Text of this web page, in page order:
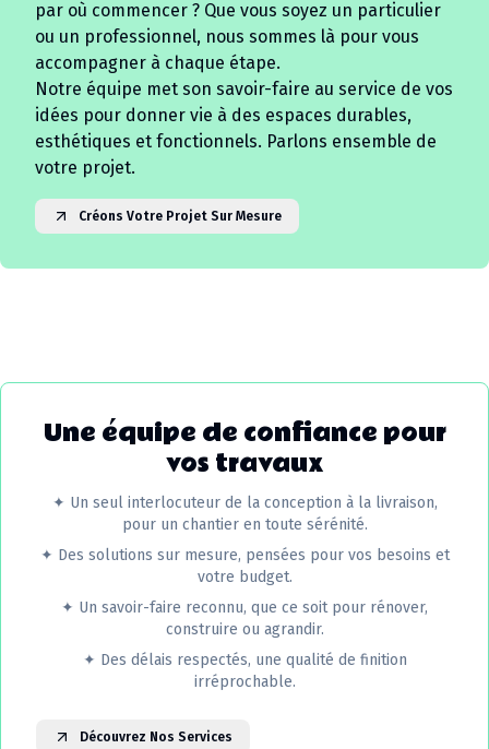
par où commencer ? Que vous soyez un particulier
ou un professionnel, nous sommes là pour vous
accompagner à chaque étape.
Notre équipe met son savoir-faire au service de vos
idées pour donner vie à des espaces durables,
esthétiques et fonctionnels. Parlons ensemble de
votre projet.
Créons Votre Projet Sur Mesure
Une équipe de confiance pour
vos travaux
✦ Un seul interlocuteur de la conception à la livraison,
pour un chantier en toute sérénité.
✦ Des solutions sur mesure, pensées pour vos besoins et
votre budget.
✦ Un savoir-faire reconnu, que ce soit pour rénover,
construire ou agrandir.
✦ Des délais respectés, une qualité de finition
irréprochable.
Découvrez Nos Services